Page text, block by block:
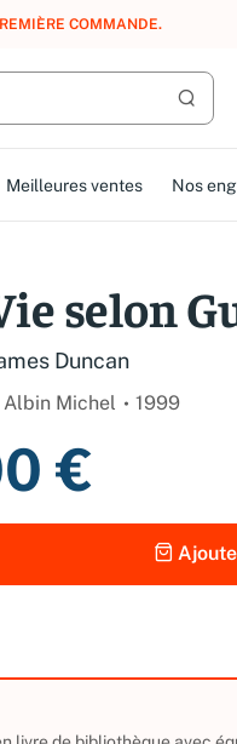
LE CLUB
Meilleures ventes Nos
selon
Duncan
Michel 1999
€